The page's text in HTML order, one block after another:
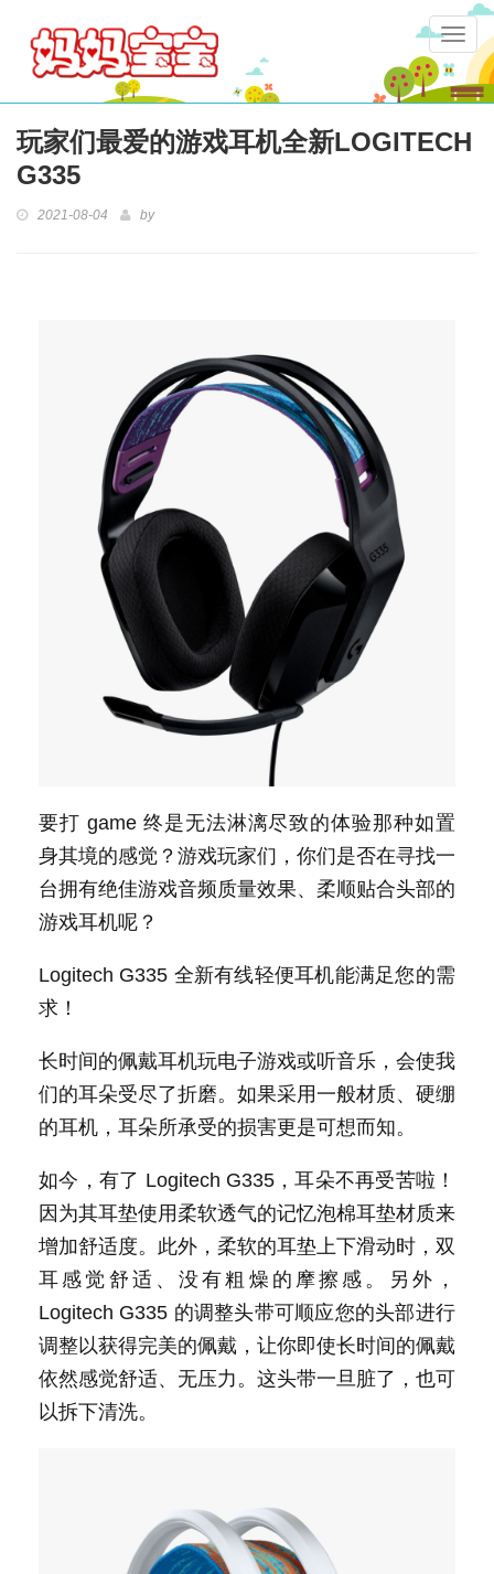
玩家们最爱的游戏耳机全新LOGITECH
G335
2021-08-04 by
要打 game 终是无法淋漓尽致的体验那种如置
身其境的感觉？游戏玩家们，你们是否在寻找一
台拥有绝佳游戏音频质量效果、柔顺贴合头部的
游戏耳机呢？
Logitech G335 全新有线轻便耳机能满足您的需
求！
长时间的佩戴耳机玩电子游戏或听音乐，会使我
们的耳朵受尽了折磨。如果采用一般材质、硬绷
的耳机，耳朵所承受的损害更是可想而知。
如今，有了 Logitech G335，耳朵不再受苦啦！
因为其耳垫使用柔软透气的记忆泡棉耳垫材质来
增加舒适度。此外，柔软的耳垫上下滑动时，双
耳感觉舒适、没有粗燥的摩擦感。另外，
Logitech G335 的调整头带可顺应您的头部进行
调整以获得完美的佩戴，让你即使长时间的佩戴
依然感觉舒适、无压力。这头带一旦脏了，也可
以拆下清洗。